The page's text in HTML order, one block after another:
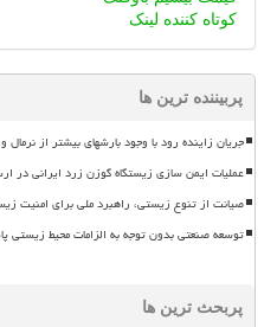
کوتاه کننده لینک
پربیننده ترین ها
جریان زاینده رود با وجود بارشهای بیشتر از
عملیات ایمن سازی زیستگاه گوزن زرد ایرانی در
صیانت از تنوع زیستی، راهبرد ملی برای امنیت
توسعه صنعتی بدون توجه به الزامات محیط زیستی
پربحث ترین ها